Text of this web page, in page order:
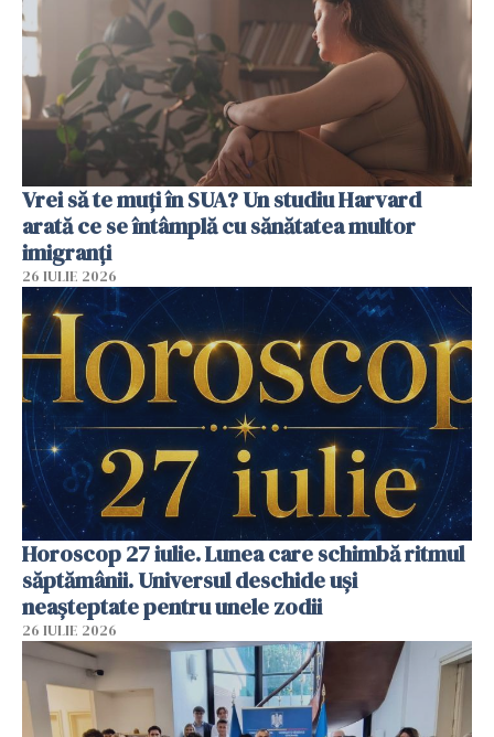
Vrei să te muți în SUA? Un studiu Harvard
arată ce se întâmplă cu sănătatea multor
imigranți
26 IULIE 2026
Horoscop 27 iulie. Lunea care schimbă ritmul
săptămânii. Universul deschide uși
neașteptate pentru unele zodii
26 IULIE 2026